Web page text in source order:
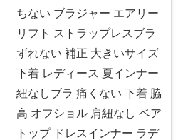
ちない ブラジャー エアリー
リフト ストラップレスブラ
ずれない 補正 大きいサイズ
下着 レディース 夏インナー
紐なしブラ 痛くない 下着 脇
高 オフショル 肩紐なし ベア
トップ ドレスインナー ラデ